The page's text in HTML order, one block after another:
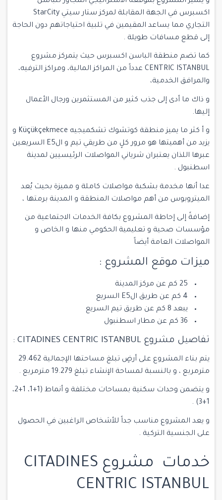
اكسبرس في الجهة المقابلة لمركز ستار سيتي StarCity
التجاري مما يساعد المقيمين في تلبية احتياجاتهم دون الحاجة
إلى قطع مسافات طويلة .
كما تضم منطقة الباسن اكسبرس حيث يتمركز مشروع
CENTRIC ISTANBUL عدداً من المراكز المالية، ومراكز الترفيه،
والمرافق الخدمية،
و ذاك ما أدى إلى جذب كثير من المستثمرين ورجال الأعمال
إليها.
و أ كثر ما يميز منطقة كوتشوك تشكميجيه Küçükçekmece و
يزيد من أهميتها هو مرور كلٍ من طريقي تيم و الE5 السريعين
عبرها اللذان يعتبران شرياني المواصلات الرئيسيين لمدينة
اسطنبول .
عدا أنها مخدمة بشكبة مواصلات كاملة و مميزة بحيث يُعد
الميتروبوس من أهم مواصلات المنطقة و المدينة برمتها ،
إضافةً إلى إحاطة المشروع بكافة الخدمات الاجتماعية من
مؤسسات صحية و تعليمية الحكومي منها و الخاص و
المواصلات العامة أيضاً
ميزات موقع المشروع :
يبعد 8 كم عن طريق تيم السريع
تفاصيل مشروع CITADINES CENTRIC ISTANBUL :
يتم بناء المشروع على أرضٍ تبلغ مساحتها الإجمالية 29.462
مترمربع ، و بالنسبة لمساحة الإنشاء تبلغ 19.279 مترمربع .
و يتضمن وحدات سكنية بمساحات مختلفة و أنماط (1+1، 1+2،
1+3) .
و يعد المشروع مناسب جداً للأشخاص الراغبين في الحصول
على الجنسية التركية .
خدمات مشروع CITADINES
CENTRIC ISTANBUL